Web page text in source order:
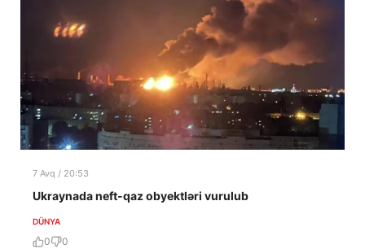
7 Avq / 20:53
Ukraynada neft-qaz obyektləri vurulub
DÜNYA
0 0